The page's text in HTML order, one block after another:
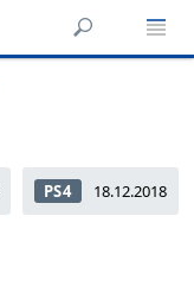
PS4 18.12.2018